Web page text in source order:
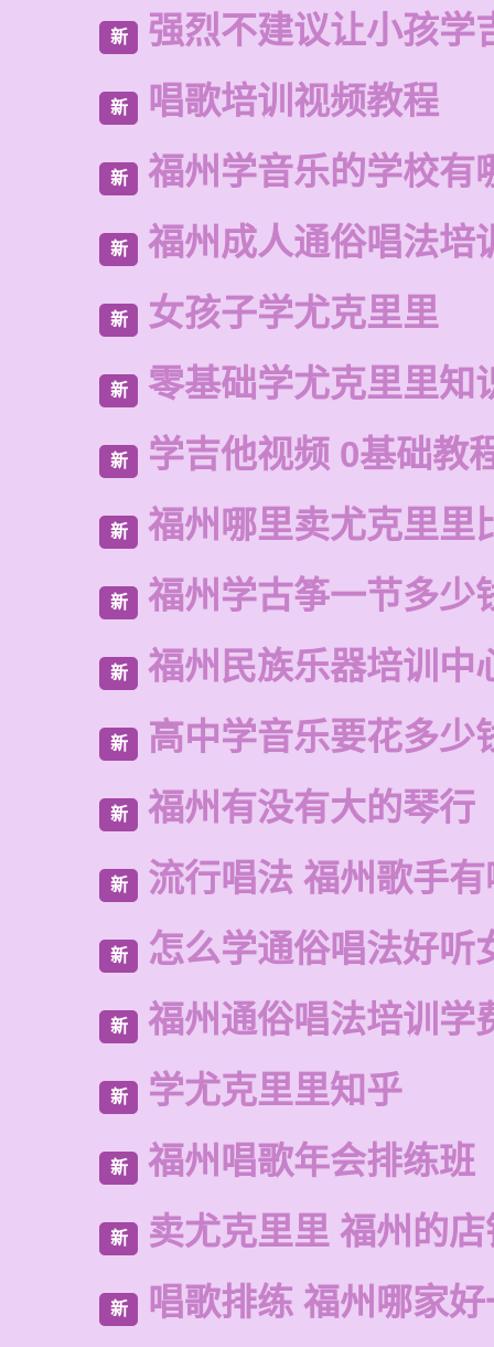
新 强烈不建议让小孩学
新 唱歌培训视频教程
新 福州学音乐的学校有
新 福州成人通俗唱法培
新 女孩子学尤克里里
新 零基础学尤克里里知
新 学吉他视频 0基础教
新 福州哪里卖尤克里里
新 福州学古筝一节多少
新 福州民族乐器培训中
新 高中学音乐要花多少
新 福州有没有大的琴行
新 流行唱法 福州歌手
新 怎么学通俗唱法好听
新 福州通俗唱法培训学
新 学尤克里里知乎
新 福州唱歌年会排练班
新 卖尤克里里 福州的
新 唱歌排练 福州哪家